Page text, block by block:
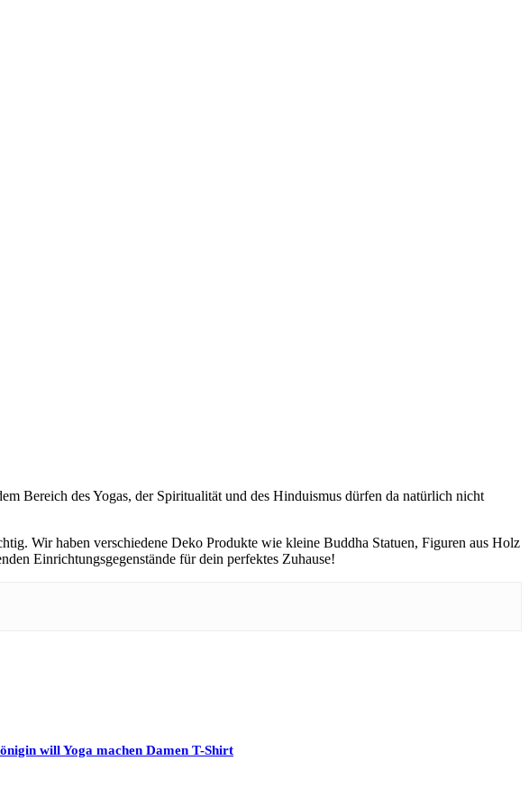
Bereich des Yogas, der Spiritualität und des Hinduismus dürfen da natürlich nicht
Wir haben verschiedene Deko Produkte wie kleine Buddha Statuen, Figuren aus Holz
Einrichtungsgegenstände für dein perfektes Zuhause!
will Yoga machen Damen T-Shirt